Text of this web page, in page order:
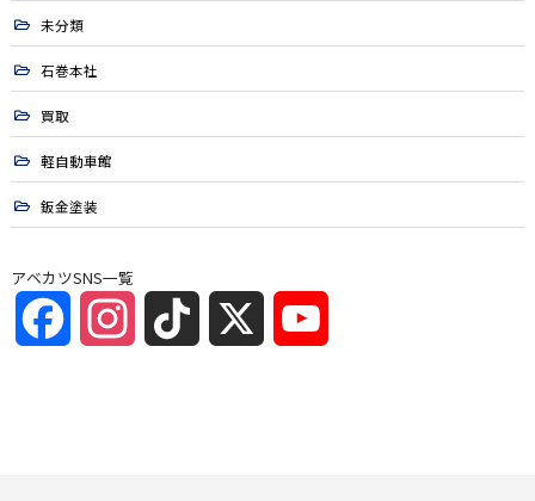
未分類
石巻本社
買取
軽自動車館
鈑金塗装
アベカツSNS一覧
FacebookInstagramTikTok